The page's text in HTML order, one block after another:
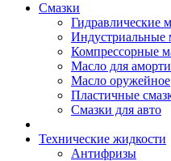
Смазки
Гидравлические
Индустриальные
Компрессорные
Масло для
Масло оружейное
Пластичные
Смазки для авто
Технические жидкости
Антифризы